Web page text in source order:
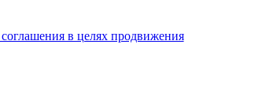
соглашения в целях продвижения